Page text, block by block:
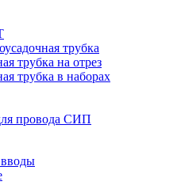
трубка
трубка на отрез
трубка в наборах
провода СИП